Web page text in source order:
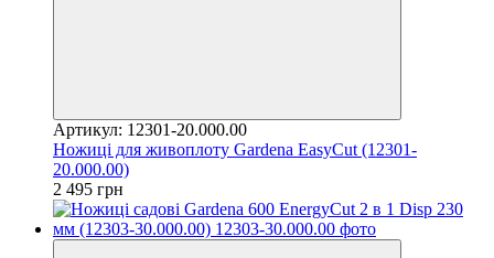
Артикул: 12301-20.000.00
Ножиці для живоплоту Gardena EasyCut (12301-
20.000.00)
2 495 грн